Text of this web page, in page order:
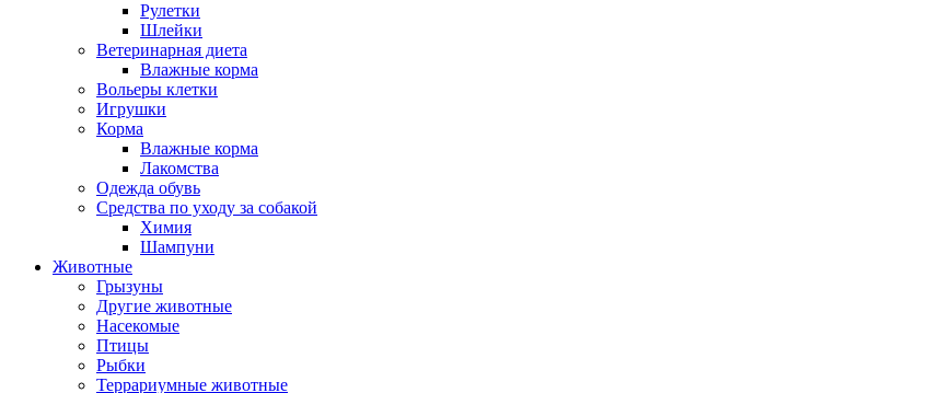
Рулетки
Шлейки
Ветеринарная диета
Влажные корма
Вольеры клетки
Игрушки
Корма
Влажные корма
Лакомства
Одежда обувь
Средства по уходу за собакой
Химия
Шампуни
Животные
Грызуны
Другие животные
Насекомые
Птицы
Рыбки
Террариумные животные